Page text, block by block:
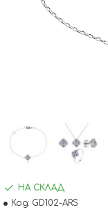
НА СКЛАД
Код: GD102-ARS